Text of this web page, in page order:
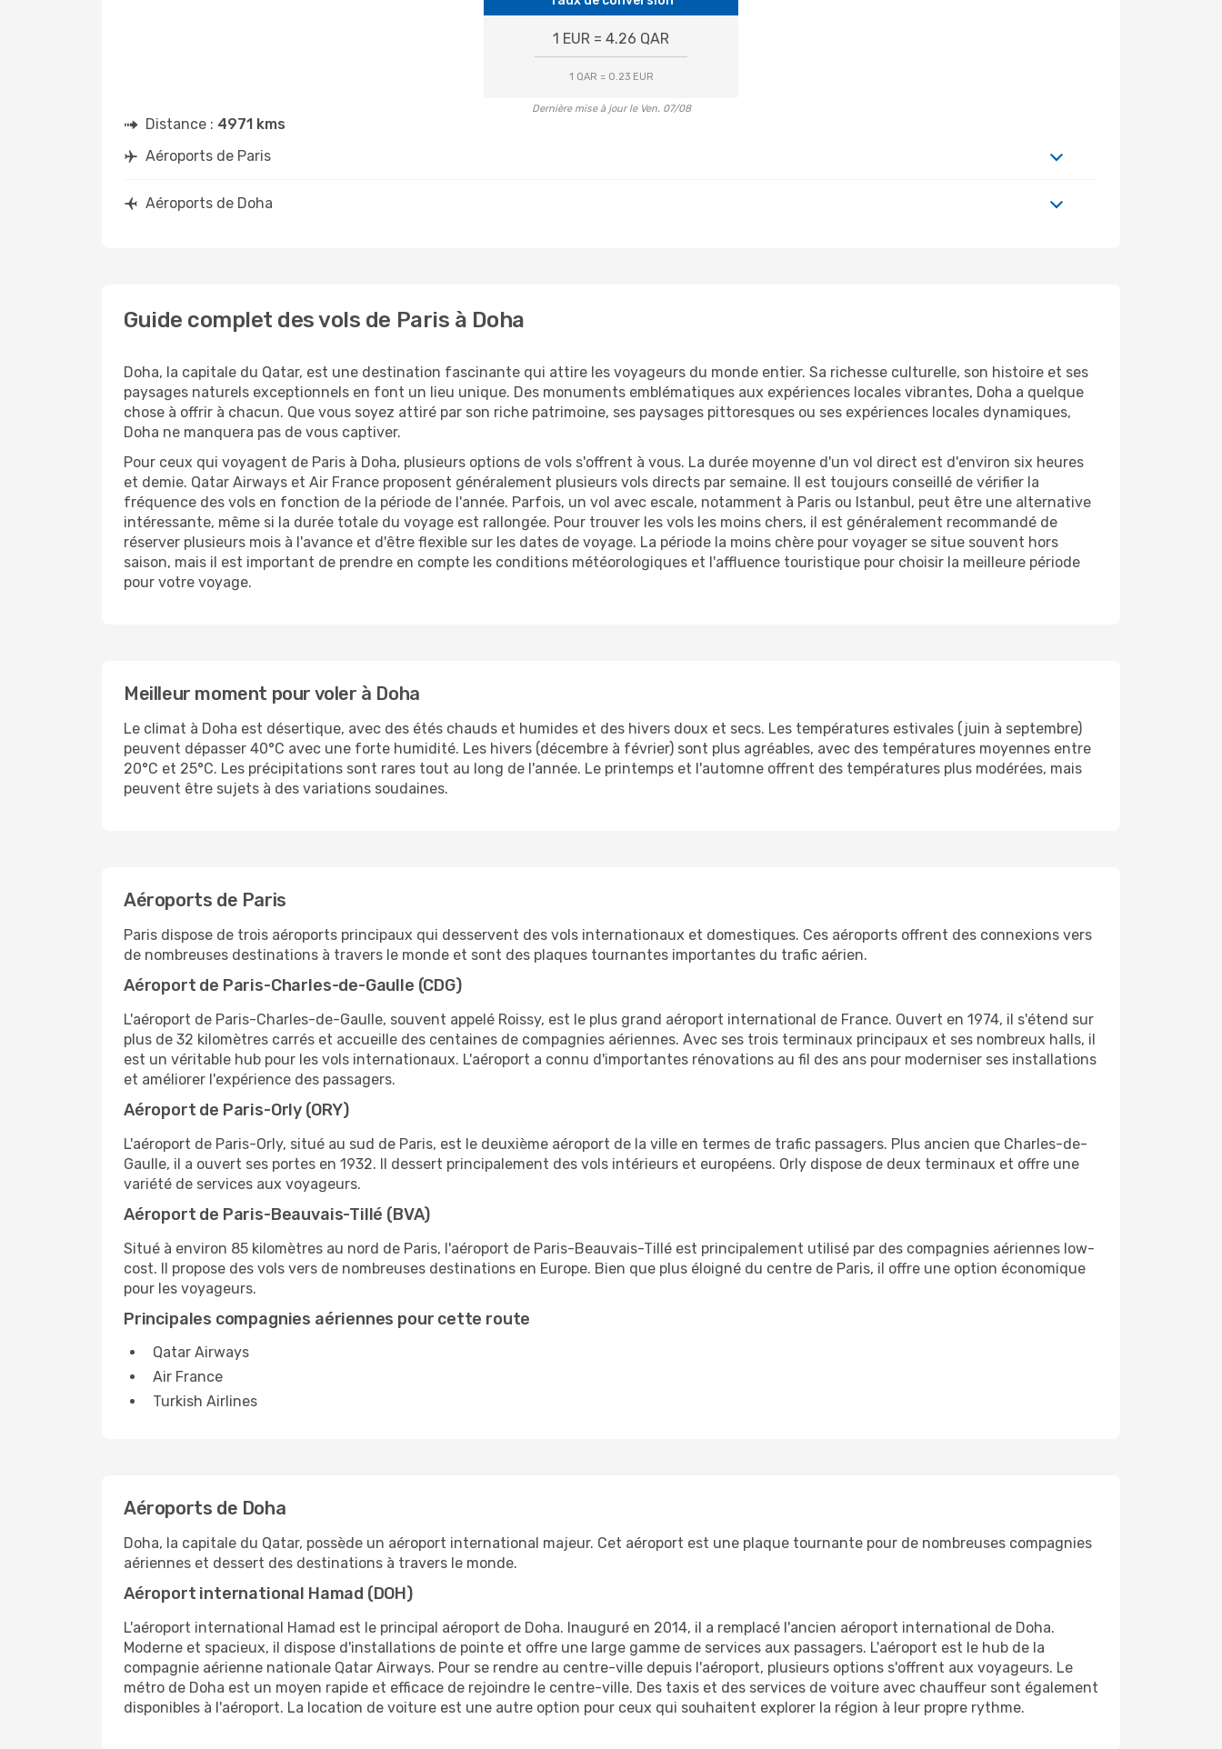
1 EUR = 4.26 QAR
1 QAR = 0.23 EUR
Dernière mise à jour le Ven. 07/08
Distance : 4971 kms
Aéroports de Paris
Aéroports de Doha
Guide complet des vols de Paris à Doha
Doha, la capitale du Qatar, est une destination fascinante qui attire les voyageurs du monde entier. Sa richesse culturelle, son histoire et ses
paysages naturels exceptionnels en font un lieu unique. Des monuments emblématiques aux expériences locales vibrantes, Doha a quelque
chose à offrir à chacun. Que vous soyez attiré par son riche patrimoine, ses paysages pittoresques ou ses expériences locales dynamiques,
Doha ne manquera pas de vous captiver.
Pour ceux qui voyagent de Paris à Doha, plusieurs options de vols s'offrent à vous. La durée moyenne d'un vol direct est d'environ six heures
et demie. Qatar Airways et Air France proposent généralement plusieurs vols directs par semaine. Il est toujours conseillé de vérifier la
fréquence des vols en fonction de la période de l'année. Parfois, un vol avec escale, notamment à Paris ou Istanbul, peut être une alternative
intéressante, même si la durée totale du voyage est rallongée. Pour trouver les vols les moins chers, il est généralement recommandé de
réserver plusieurs mois à l'avance et d'être flexible sur les dates de voyage. La période la moins chère pour voyager se situe souvent hors
saison, mais il est important de prendre en compte les conditions météorologiques et l'affluence touristique pour choisir la meilleure période
pour votre voyage.
Meilleur moment pour voler à Doha
Le climat à Doha est désertique, avec des étés chauds et humides et des hivers doux et secs. Les températures estivales (juin à septembre)
peuvent dépasser 40°C avec une forte humidité. Les hivers (décembre à février) sont plus agréables, avec des températures moyennes entre
20°C et 25°C. Les précipitations sont rares tout au long de l'année. Le printemps et l'automne offrent des températures plus modérées, mais
peuvent être sujets à des variations soudaines.
Aéroports de Paris
Paris dispose de trois aéroports principaux qui desservent des vols internationaux et domestiques. Ces aéroports offrent des connexions vers
de nombreuses destinations à travers le monde et sont des plaques tournantes importantes du trafic aérien.
Aéroport de Paris-Charles-de-Gaulle (CDG)
L'aéroport de Paris-Charles-de-Gaulle, souvent appelé Roissy, est le plus grand aéroport international de France. Ouvert en 1974, il s'étend sur
plus de 32 kilomètres carrés et accueille des centaines de compagnies aériennes. Avec ses trois terminaux principaux et ses nombreux halls, il
est un véritable hub pour les vols internationaux. L'aéroport a connu d'importantes rénovations au fil des ans pour moderniser ses installations
et améliorer l'expérience des passagers.
Aéroport de Paris-Orly (ORY)
L'aéroport de Paris-Orly, situé au sud de Paris, est le deuxième aéroport de la ville en termes de trafic passagers. Plus ancien que Charles-de-
Gaulle, il a ouvert ses portes en 1932. Il dessert principalement des vols intérieurs et européens. Orly dispose de deux terminaux et offre une
variété de services aux voyageurs.
Aéroport de Paris-Beauvais-Tillé (BVA)
Situé à environ 85 kilomètres au nord de Paris, l'aéroport de Paris-Beauvais-Tillé est principalement utilisé par des compagnies aériennes low-
cost. Il propose des vols vers de nombreuses destinations en Europe. Bien que plus éloigné du centre de Paris, il offre une option économique
pour les voyageurs.
Principales compagnies aériennes pour cette route
Qatar Airways
Air France
Turkish Airlines
Aéroports de Doha
Doha, la capitale du Qatar, possède un aéroport international majeur. Cet aéroport est une plaque tournante pour de nombreuses compagnies
aériennes et dessert des destinations à travers le monde.
Aéroport international Hamad (DOH)
L'aéroport international Hamad est le principal aéroport de Doha. Inauguré en 2014, il a remplacé l'ancien aéroport international de Doha.
Moderne et spacieux, il dispose d'installations de pointe et offre une large gamme de services aux passagers. L'aéroport est le hub de la
compagnie aérienne nationale Qatar Airways. Pour se rendre au centre-ville depuis l'aéroport, plusieurs options s'offrent aux voyageurs. Le
métro de Doha est un moyen rapide et efficace de rejoindre le centre-ville. Des taxis et des services de voiture avec chauffeur sont également
disponibles à l'aéroport. La location de voiture est une autre option pour ceux qui souhaitent explorer la région à leur propre rythme.